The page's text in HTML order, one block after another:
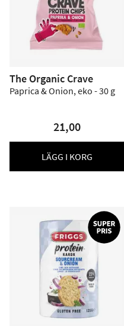
The Organic Crave
Paprica & Onion, eko - 30 g
21,00
LÄGG I KORG